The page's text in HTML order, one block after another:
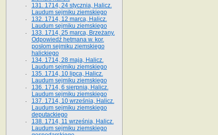
131. 1714, 24 stycznia, Halicz.
Laudum sejmiku ziemskiego
132. 1714, 12 marca, Halicz.
Laudum sejmiku ziemskiego
133. 1714, 25 marca, Brzeżany.
Odpowiedź hetmana w. kor.
posłom sejmiku ziemskiego
halickiego
134. 1714, 28 maja, Halicz.
Laudum sejmiku ziemskiego
135. 1714, 10 lipca, Halicz.
Laudum sejmiku ziemskiego
136. 1714, 6 sierpnia, Halicz.
Laudum sejmiku ziemskiego
137. 1714, 10 września, Halicz.
Laudum sejmiku ziemskiego
deputackiego
138. 1714, 11 września, Halicz.
Laudum sejmiku ziemskiego